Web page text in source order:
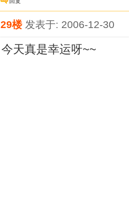
29楼 发表于: 2006-12-30
今天真是幸运呀~~